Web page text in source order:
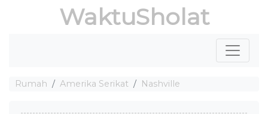
WaktuSholat
Rumah Amerika Serikat Nashville